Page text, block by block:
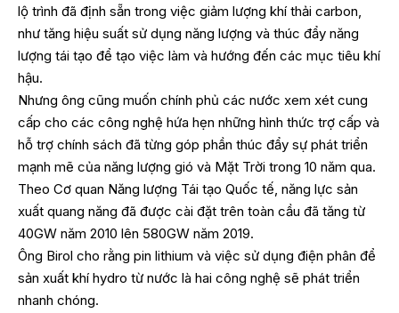
lộ trình đã định sẵn trong việc giảm lượng khí thải carbon,
như tăng hiệu suất sử dụng năng lượng và thúc đẩy năng
lượng tái tạo để tạo việc làm và hướng đến các mục tiêu khí
hậu.
Nhưng ông cũng muốn chính phủ các nước xem xét cung
cấp cho các công nghệ hứa hẹn những hình thức trợ cấp và
hỗ trợ chính sách đã từng góp phần thúc đẩy sự phát triển
mạnh mẽ của năng lượng gió và Mặt Trời trong 10 năm qua.
Theo Cơ quan Năng lượng Tái tạo Quốc tế, năng lực sản
xuất quang năng đã được cài đặt trên toàn cầu đã tăng từ
40GW năm 2010 lên 580GW năm 2019.
Ông Birol cho rằng pin lithium và việc sử dụng điện phân để
sản xuất khí hydro từ nước là hai công nghệ sẽ phát triển
nhanh chóng.